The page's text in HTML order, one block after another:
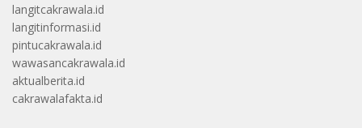
langitcakrawala.id
langitinformasi.id
pintucakrawala.id
wawasancakrawala.id
aktualberita.id
cakrawalafakta.id